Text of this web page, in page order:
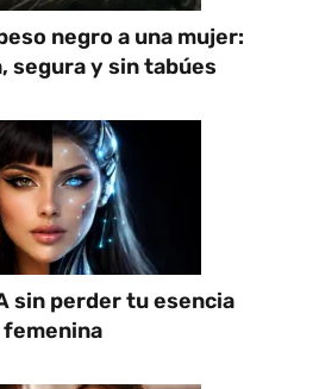
negro a una mujer:
segura y sin tabúes
sin perder tu esencia
femenina